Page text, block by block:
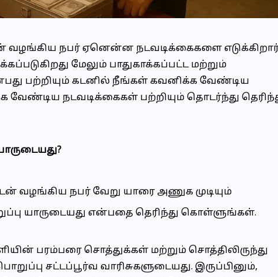
வழங்கிய நபர் ஏனென்ன நடவடிக்கைகளை
மேலும் பாதுகாக்கப்பட்ட மற்றும்
பற்றியும் கடனில் நீங்கள் கவனிக்க வேண்டிய
நடவடிக்கைகள் பற்றியும் தொடர்ந்து
?
வழங்கிய நபர் வேறு யாரை அணுக முடியும்
யாருடையது என்பதை தெரிந்து கொள்ளுங்கள்.
பரம்பரை சொத்துக்கள் மற்றும் சொத்திலிருந்து
சட்டப்பூர்வ வாரிசுகளுடையது. இருப்பினும்,